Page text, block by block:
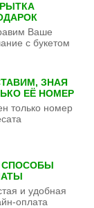
Ваше
с букетом
ЗНАЯ
ЕЁ НОМЕР
только номер
СПОСОБЫ
и удобная
оплата